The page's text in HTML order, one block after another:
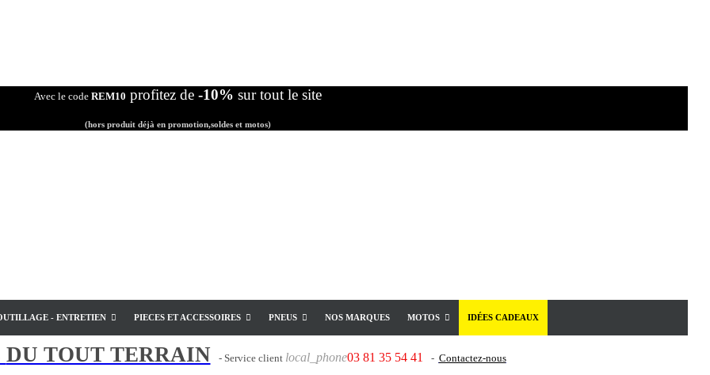
Avec le code REM10 profitez de -10% sur tout le site
(hors produit déjà en promotion,soldes et motos)
- ENTRETIEN PIECES ET ACCESSOIRES PNEUS NOS MARQUES MOTOS IDÉES CADEAUX
DU TOUT TERRAIN - Service client local_phone03 81 35 54 41 - Contactez-nous